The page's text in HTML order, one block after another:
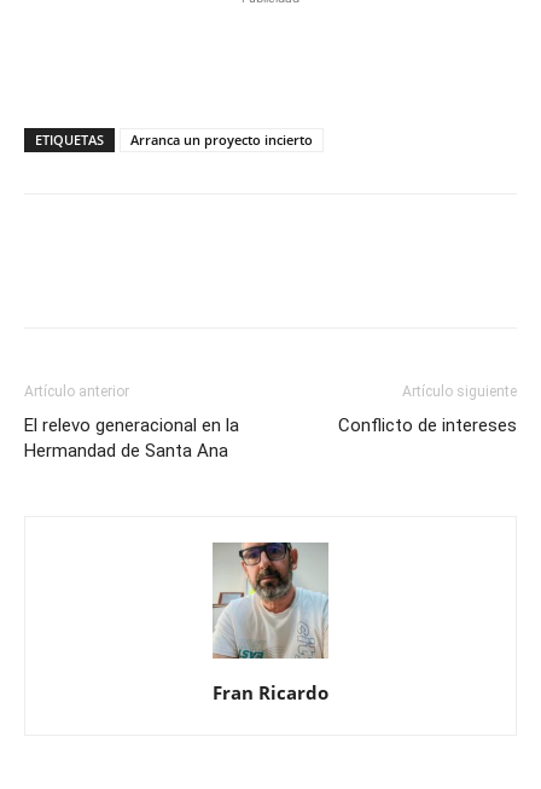
ETIQUETAS Arranca un proyecto incierto
Artículo anterior
El relevo generacional en la
Hermandad de Santa Ana
Artículo siguiente
Conflicto de intereses
Fran Ricardo